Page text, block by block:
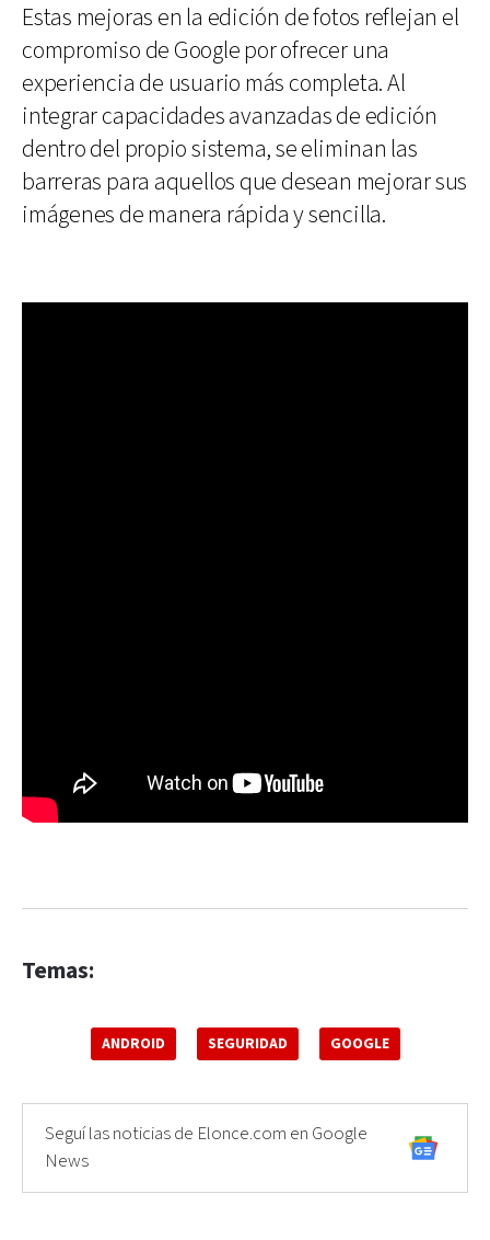
Estas mejoras en la edición de fotos reflejan el
compromiso de Google por ofrecer una
experiencia de usuario más completa. Al
integrar capacidades avanzadas de edición
dentro del propio sistema, se eliminan las
barreras para aquellos que desean mejorar sus
imágenes de manera rápida y sencilla.
Temas:
ANDROID SEGURIDAD GOOGLE
Seguí las noticias de Elonce.com en Google
News